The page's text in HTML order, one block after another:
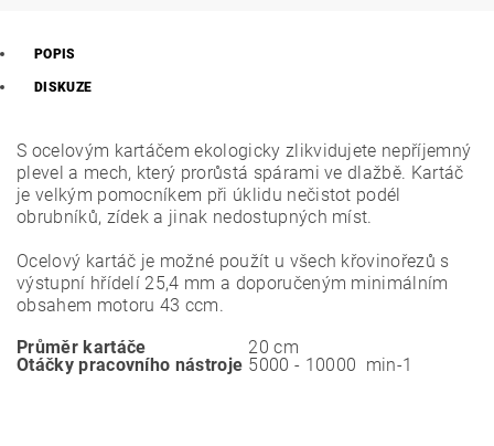
POPIS
DISKUZE
S ocelovým kartáčem ekologicky zlikvidujete nepříjemný
plevel a mech, který prorůstá spárami ve dlažbě. Kartáč
je velkým pomocníkem při úklidu nečistot podél
obrubníků, zídek a jinak nedostupných míst.
Ocelový kartáč je možné použít u všech křovinořezů s
výstupní hřídelí 25,4 mm a doporučeným minimálním
obsahem motoru 43 ccm.
Průměr kartáče
20 cm
Otáčky pracovního nástroje 5000 - 10000 min-1